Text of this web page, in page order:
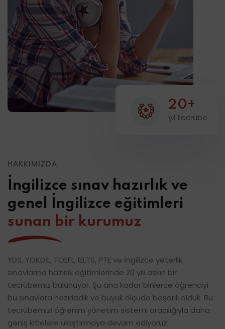
20+
yıl tecrübe
HAKKIMIZDA
İngilizce sınav hazırlık ve
genel İngilizce eğitimleri
sunan bir kurumuz
YDS, YÖKDİL, TOEFL, IELTS, PTE ve İngilizce yeterlik
sınavlarına hazırlık eğitimlerinde 20 yılı aşkın bir
tecrübemiz bulunuyor. Şu ana kadar binlerce öğrenciyi
bu sınavlara hazırladık ve büyük ölçüde başarılı olduk. Bu
tecrübemizi öğrenim yönetim sistemi aracılığıyla daha
geniş kitlelere ulaştırmaya devam ediyoruz.